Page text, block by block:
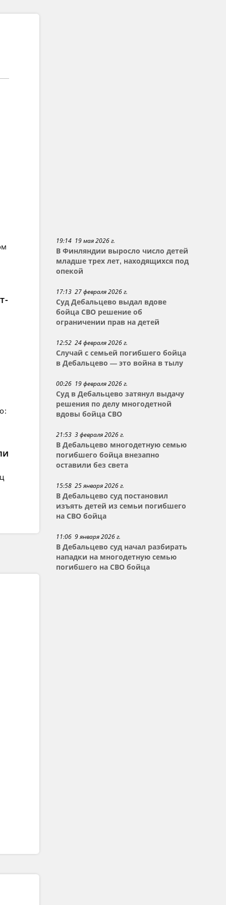
19:14 19 мая 2026 г.
В Финляндии выросло число детей
младше трех лет, находящихся под
опекой
17:13 27 февраля 2026 г.
Суд Дебальцево выдал вдове
бойца СВО решение об
ограничении прав на детей
12:52 24 февраля 2026 г.
Случай с семьей погибшего бойца
в Дебальцево — это война в тылу
00:26 19 февраля 2026 г.
Суд в Дебальцево затянул выдачу
решения по делу многодетной
вдовы бойца СВО
21:53 3 февраля 2026 г.
В Дебальцево многодетную семью
погибшего бойца внезапно
оставили без света
15:58 25 января 2026 г.
В Дебальцево суд постановил
изъять детей из семьи погибшего
на СВО бойца
11:06 9 января 2026 г.
В Дебальцево суд начал разбирать
нападки на многодетную семью
погибшего на СВО бойца